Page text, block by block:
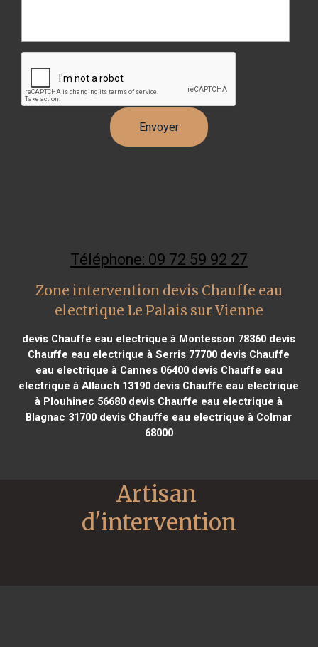
Téléphone: 09 72 59 92 27
Zone intervention devis Chauffe eau
electrique Le Palais sur Vienne
devis Chauffe eau electrique à Montesson 78360 devis
Chauffe eau electrique à Serris 77700 devis Chauffe
eau electrique à Cannes 06400devis Chauffe eau
electrique à Allauch 13190 devis Chauffe eau electrique
à Plouhinec 56680 devis Chauffe eau electrique à
Blagnac 31700 devis Chauffe eau electrique à Colmar
68000
Artisan
d'intervention